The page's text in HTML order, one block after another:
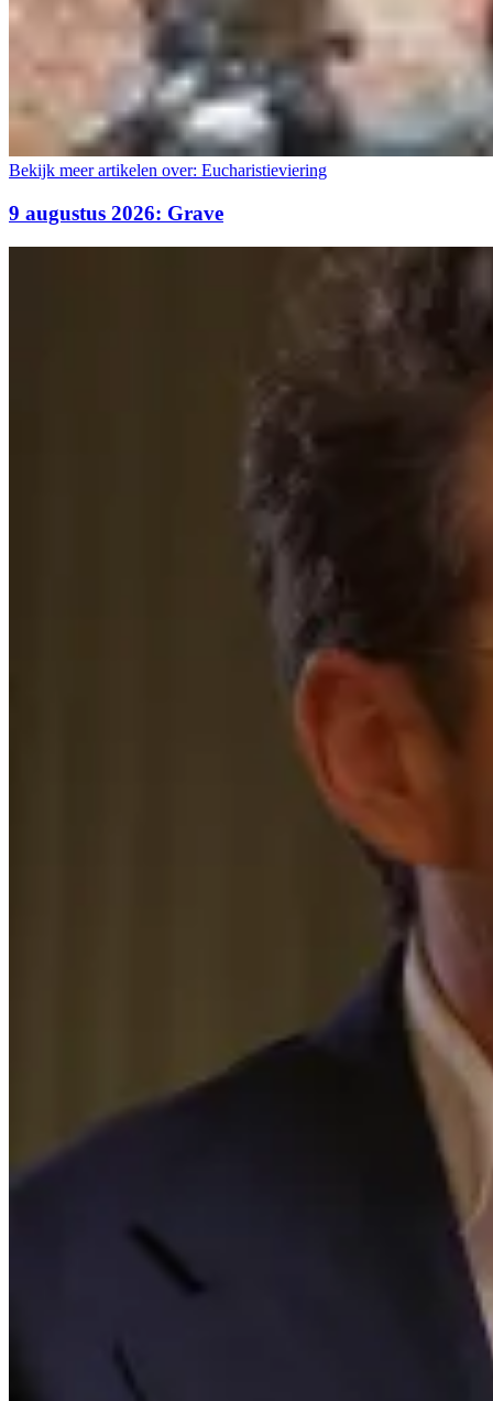
Bekijk meer artikelen over: Eucharistieviering
9 augustus 2026: Grave